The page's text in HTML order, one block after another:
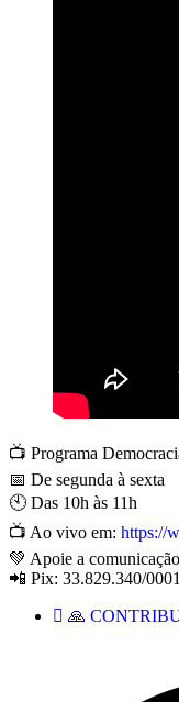
📺 Programa
📅 De segunda à sexta
🕙 Das 10h às 11h
📺 Ao vivo em: https://
💚 Apoie a
📲 Pix: 33.829.340/
🙏